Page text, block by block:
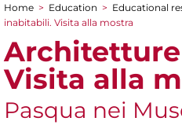
You are here
Home > Education > Educational
inabitabili. Visita alla mostra
Visita alla
Pasqua nei